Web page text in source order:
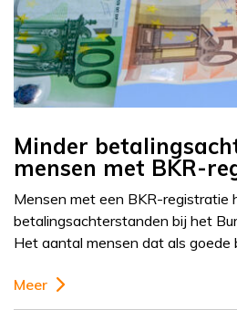
Minder
mensen met BKR-
Mensen met een BKR-registratie
betalingsachterstanden bij het
Het aantal mensen dat als
Meer